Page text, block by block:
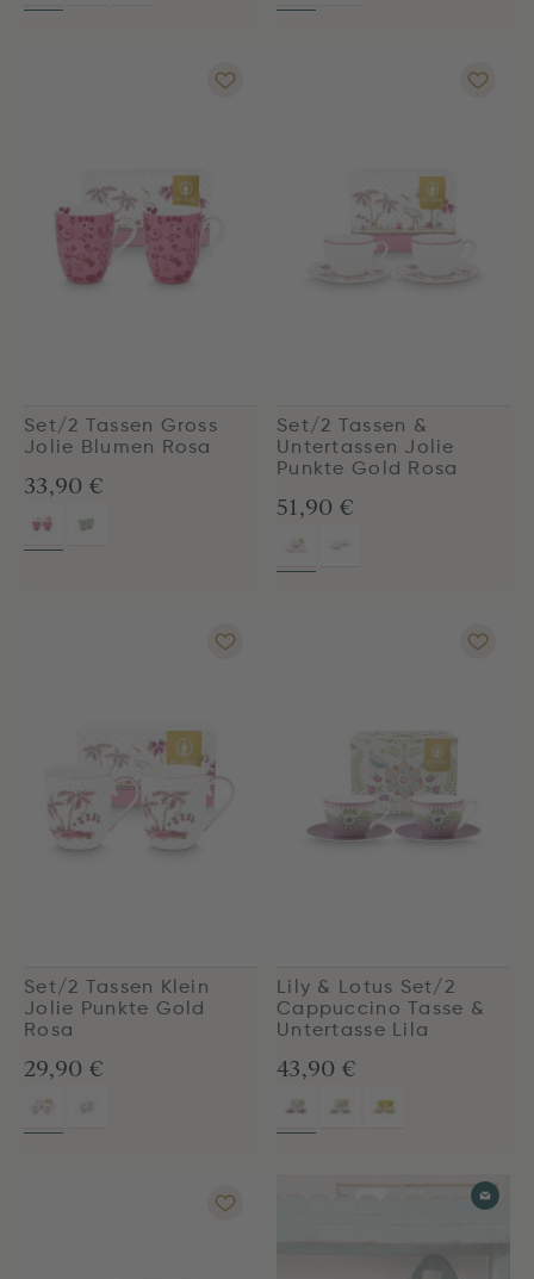
Set/2 Tassen Gross
Jolie Blumen Rosa
33,90 €
Set/2 Tassen &
Untertassen Jolie
Punkte Gold Rosa
51,90 €
Set/2 Tassen Klein
Jolie Punkte Gold
Rosa
29,90 €
Lily & Lotus Set/2
Cappuccino Tasse &
Untertasse Lila
43,90 €